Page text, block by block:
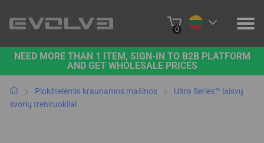
0
PRODUKTAI
PROJEKTAI
NEED MORE THAN 1 ITEM, SIGN-IN TO B2B PLATFORM
AND GET WHOLESALE PRICES
Plokštelėmis kraunamos mašinos
Ultra Series™ laisvų
svorių treniruokliai